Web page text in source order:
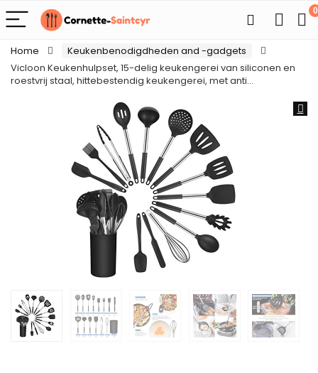
0
Home
Keukenbenodigdheden and -gadgets
Vicloon Keukenhulpset, 15-delig keukengerei van siliconen en
roestvrij staal, hittebestendig keukengerei, met anti…